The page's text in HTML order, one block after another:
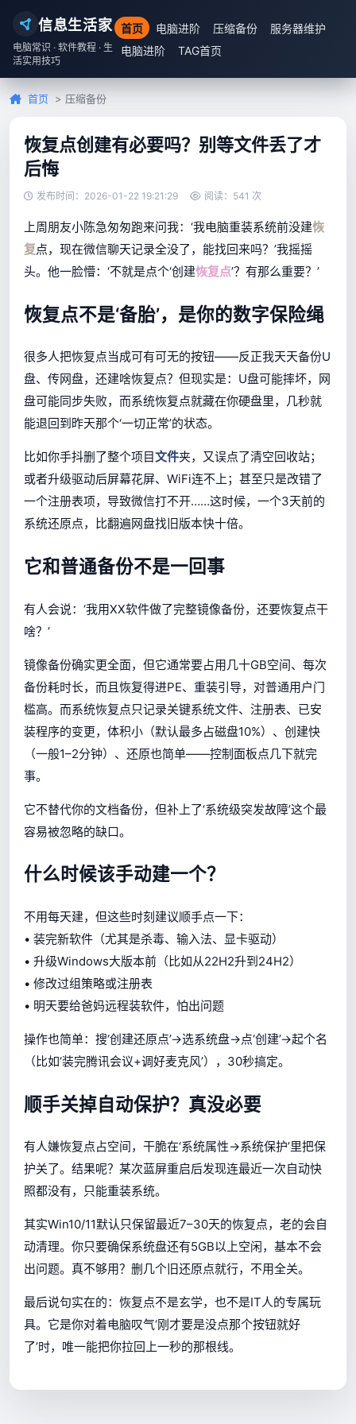
信息生活家
电脑常识 · 软件教程 · 生
活实用技巧
首页 电脑进阶 压缩备份
服务器维护
电脑进阶
TAG首页
首页 > 压缩备份
恢复点创建有必要吗？别等文件丢了才
后悔
发布时间：2026-01-22 19:21:29 阅读：541 次
上周朋友小陈急匆匆跑来问我：‘我电脑重装系统前没建恢
复点，现在微信聊天记录全没了，能找回来吗？’我摇摇
头。他一脸懵：‘不就是点个‘创建恢复点’？有那么重要？’
恢复点不是‘备胎’，是你的数字保险绳
很多人把恢复点当成可有可无的按钮——反正我天天备份U
盘、传网盘，还建啥恢复点？但现实是：U盘可能摔坏，网
盘可能同步失败，而系统恢复点就藏在你硬盘里，几秒就
能退回到昨天那个‘一切正常’的状态。
比如你手抖删了整个项目文件夹，又误点了清空回收站；
或者升级驱动后屏幕花屏、WiFi连不上；甚至只是改错了
一个注册表项，导致微信打不开……这时候，一个3天前的
系统还原点，比翻遍网盘找旧版本快十倍。
它和普通备份不是一回事
有人会说：‘我用XX软件做了完整镜像备份，还要恢复点干
啥？’
镜像备份确实更全面，但它通常要占用几十GB空间、每次
备份耗时长，而且恢复得进PE、重装引导，对普通用户门
槛高。而系统恢复点只记录关键系统文件、注册表、已安
装程序的变更，体积小（默认最多占磁盘10%）、创建快
（一般1–2分钟）、还原也简单——控制面板点几下就完
事。
它不替代你的文档备份，但补上了‘系统级突发故障’这个最
容易被忽略的缺口。
什么时候该手动建一个？
不用每天建，但这些时刻建议顺手点一下：
• 装完新软件（尤其是杀毒、输入法、显卡驱动）
• 升级Windows大版本前（比如从22H2升到24H2）
• 修改过组策略或注册表
• 明天要给爸妈远程装软件，怕出问题
操作也简单：搜‘创建还原点’→选系统盘→点‘创建’→起个名
（比如‘装完腾讯会议+调好麦克风’），30秒搞定。
顺手关掉自动保护？真没必要
有人嫌恢复点占空间，干脆在‘系统属性→系统保护’里把保
护关了。结果呢？某次蓝屏重启后发现连最近一次自动快
照都没有，只能重装系统。
其实Win10/11默认只保留最近7–30天的恢复点，老的会自
动清理。你只要确保系统盘还有5GB以上空闲，基本不会
出问题。真不够用？删几个旧还原点就行，不用全关。
最后说句实在的：恢复点不是玄学，也不是IT人的专属玩
具。它是你对着电脑叹气‘刚才要是没点那个按钮就好
了’时，唯一能把你拉回上一秒的那根线。